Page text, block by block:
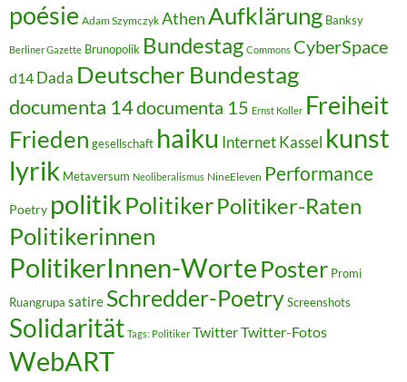
poésie Adam Szymczyk AthenAufklärung Banksy
Berliner Gazette Brunopolik Bundestag Commons CyberSpace
d14 Dada Deutscher Bundestag
documenta 14documenta 15 Ernst Koller Freiheit
Frieden gesellschaft haiku InternetKassel kunst
lyrik Metaversum Neoliberalismus NineEleven Performance
Poetry politikPolitikerPolitiker-Raten
Politikerinnen
PolitikerInnen-Worte Poster Promi
Ruangrupa satire Schredder-PoetryScreenshots
Solidarität Tags: Politiker TwitterTwitter-Fotos
WebART